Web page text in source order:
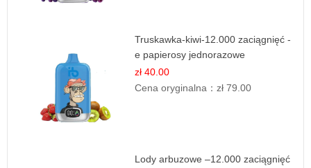
Truskawka-kiwi-12.000 zaciągnięć -
e papierosy jednorazowe
zł 40.00
Cena oryginalna：zł 79.00
Lody arbuzowe –12.000 zaciągnięć